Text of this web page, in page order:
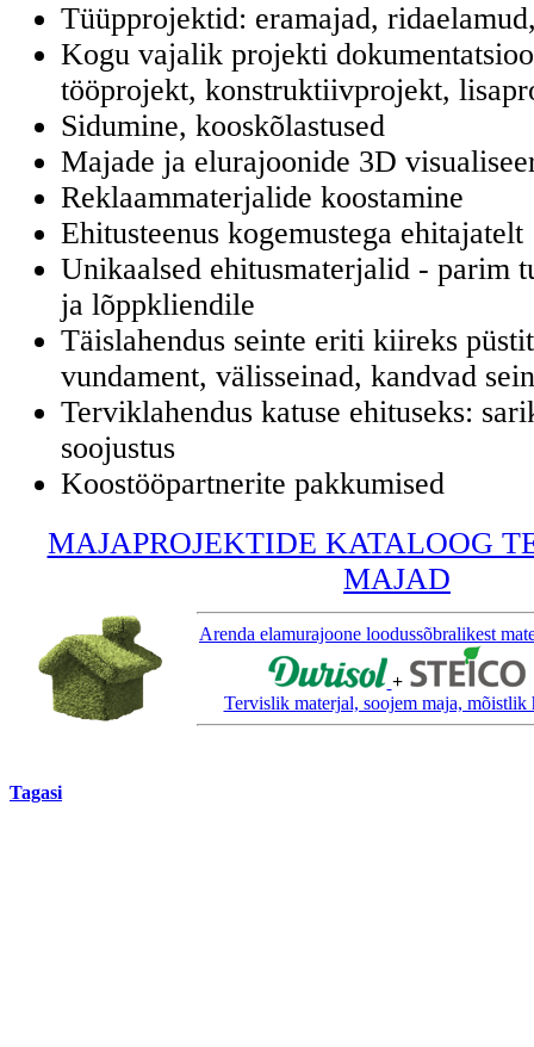
Tüüpprojektid: eramajad,
Kogu vajalik projekti
tööprojekt, konstruktiivprojekt,
Sidumine, kooskõlastused
Majade ja elurajoonide 3D
Reklaammaterjalide koostamine
Ehitusteenus kogemustega ehitajatelt
Unikaalsed ehitusmaterjalid - parim
ja lõppkliendile
Täislahendus seinte eriti kiireks
vundament, välisseinad, kandvad
Terviklahendus katuse ehituseks:
soojustus
Koostööpartnerite pakkumised
MAJAPROJEKTIDE KATALOOG
MAJAD
Arenda elamurajoone loodussõbralikest
+
Tervislik materjal, soojem maja, mõistlik
Tagasi